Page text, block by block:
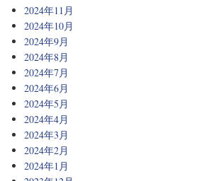
2024年11月
2024年10月
2024年9月
2024年8月
2024年7月
2024年6月
2024年5月
2024年4月
2024年3月
2024年2月
2024年1月